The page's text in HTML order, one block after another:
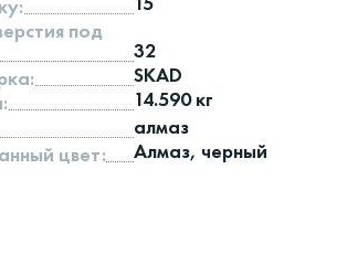
под
32
SKAD
14.590 кг
алмаз
цвет:
Алмаз, черный